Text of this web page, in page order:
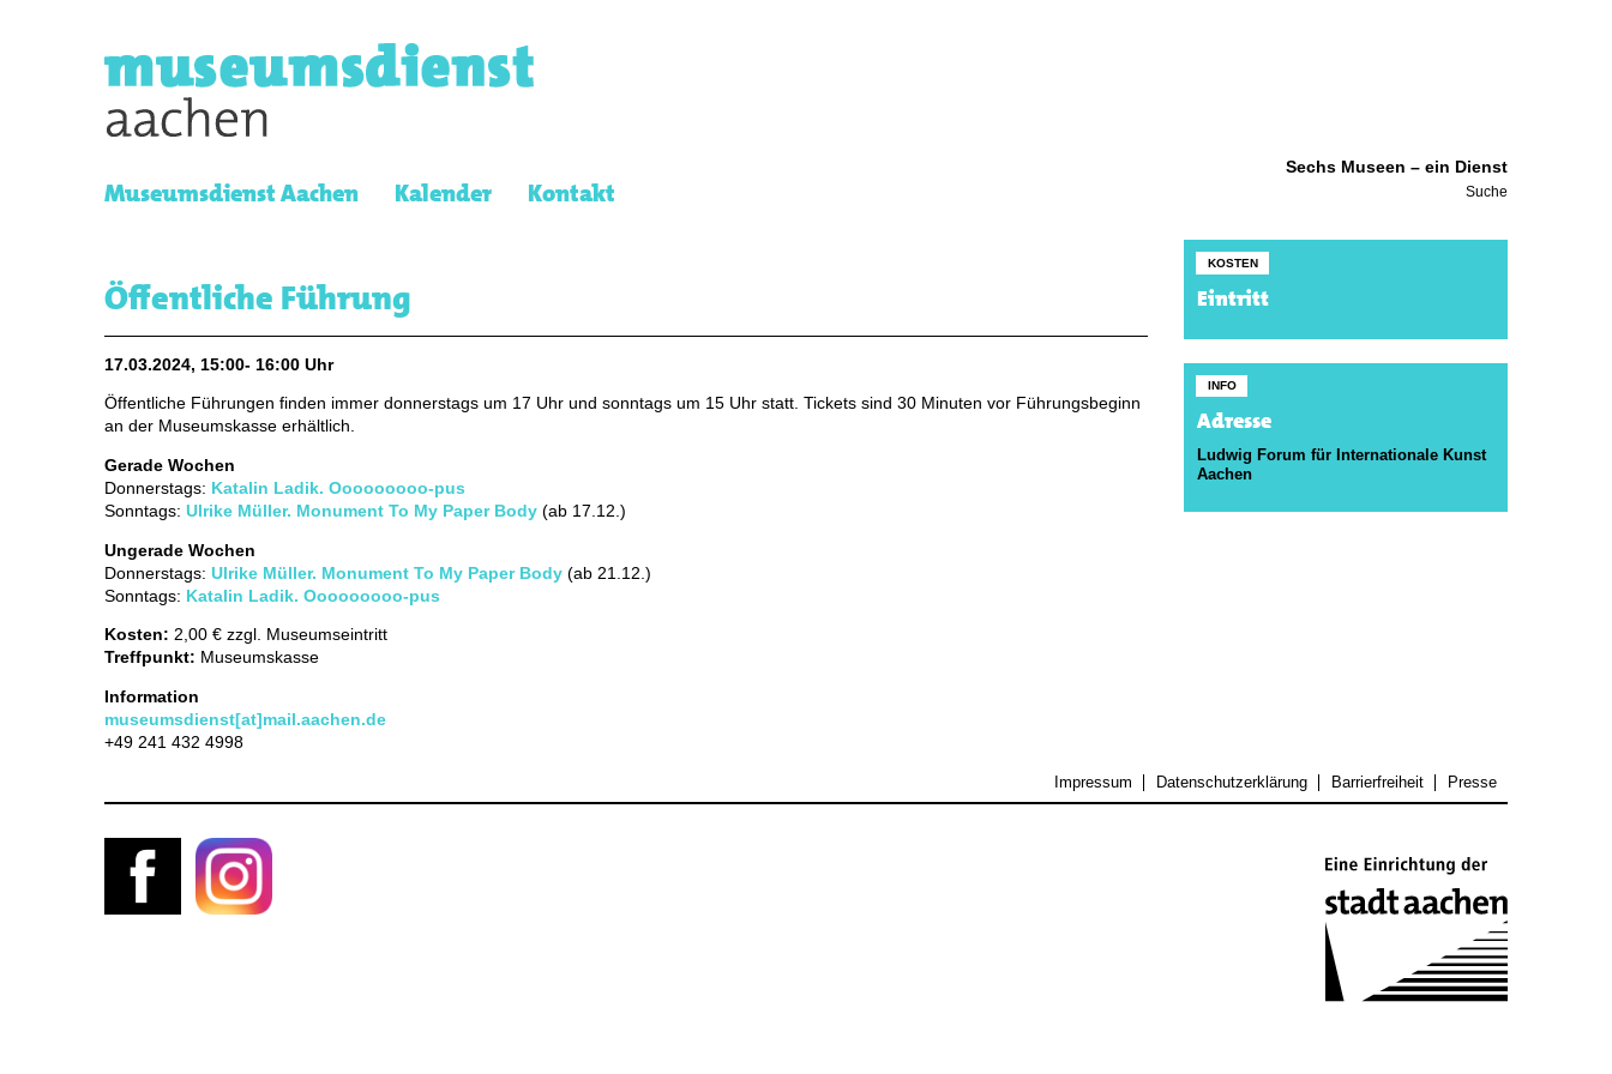
Sechs Museen – ein Dienst
Museumsdienst Aachen Kalender Kontakt Suche
Öffentliche Führung
17.03.2024, 15:00- 16:00 Uhr
Öffentliche Führungen finden immer donnerstags um 17 Uhr und sonntags um 15 Uhr statt. Tickets sind 30 Minuten vor Führungsbeginn
an der Museumskasse erhältlich.
Gerade Wochen
Donnerstags: Katalin Ladik. Ooooooooo-pus
Sonntags: Ulrike Müller. Monument To My Paper Body (ab 17.12.)
Ungerade Wochen
Donnerstags: Ulrike Müller. Monument To My Paper Body (ab 21.12.)
Sonntags: Katalin Ladik. Ooooooooo-pus
Kosten: 2,00 € zzgl. Museumseintritt
Treffpunkt: Museumskasse
Information
museumsdienst[at]mail.aachen.de
+49 241 432 4998
KOSTEN
Eintritt
INFO
Adresse
Ludwig Forum für Internationale Kunst
Aachen
Impressum Datenschutzerklärung Barrierfreiheit Presse